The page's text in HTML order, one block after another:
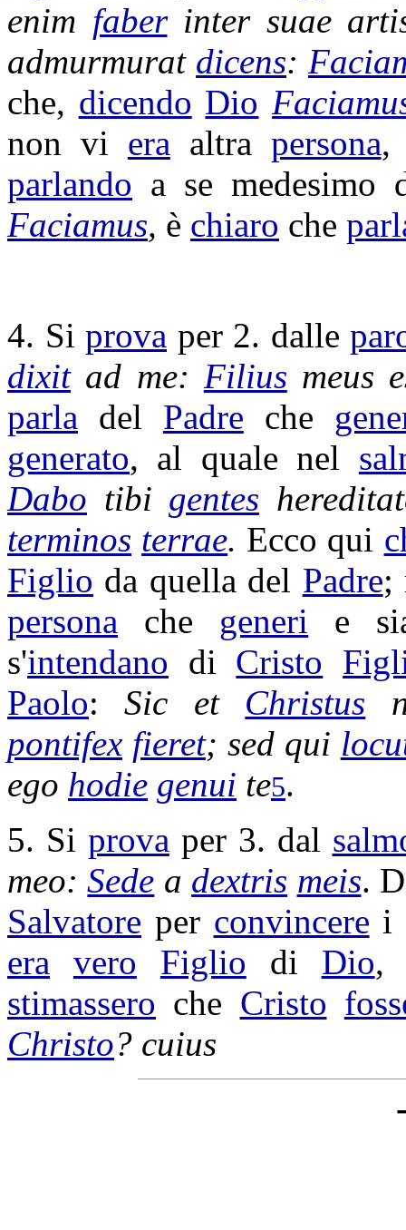
enim faberinter suae
admurmurat dicens:
che, dicendo Dio
non vi era altra persona,
parlando a se medesimo
Faciamus, è chiaro che
4. Siprova per 2. dalle
dixitad me: Filius meus
parla del Padre che
generato, al quale nel
Dabo tibi gentes
terminos terrae. Ecco qui
Figlio da quella del Padre;
persona che generi e
s'intendano di Cristo
Paolo:Sic et Christus
pontifex fieret; sed qui
ego hodie genui te5.
5. Si prova per 3. dal
meo:Sede a dextris meis.
Salvatore per convincere i
era
vero Figlio di Dio
stimassero che Cristo
Christo? cuius